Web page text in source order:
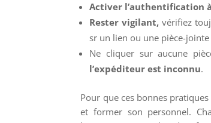
Activer l’authentification
Rester vigilant, vérifiez
sr un lien ou une pièce-jointe
Ne cliquer sur aucune
l’expéditeur est inconnu.
Pour que ces bonnes
et former son personnel.